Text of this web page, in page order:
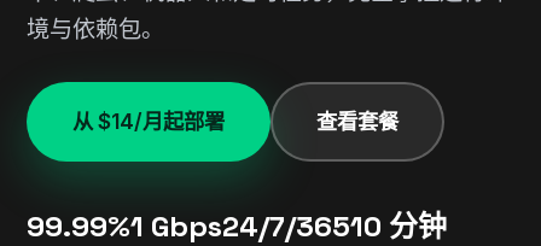
境与依赖包。
从 $14/月起部署 查看套餐
99.99%1 Gbps24/7/36510 分钟